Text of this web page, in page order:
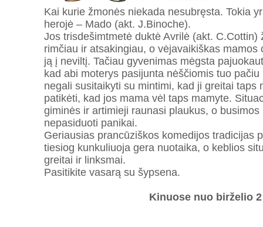
Kai kurie žmonės niekada nesubręsta. Tokia
herojė – Mado (akt. J.Binoche).
Jos trisdešimtmetė duktė Avrilė (akt. C.Cottin)
rimčiau ir atsakingiau, o vėjavaikiškas mamos
ją į neviltį. Tačiau gyvenimas mėgsta
kad abi moterys pasijunta nėščiomis tuo
negali susitaikyti su mintimi, kad ji greitai taps
patikėti, kad jos mama vėl taps mamyte.
giminės ir artimieji raunasi plaukus, o
nepasiduoti panikai.
Geriausias prancūziškos komedijos tradicijas
tiesiog kunkuliuoja gera nuotaika, o keblios
greitai ir linksmai.
Pasitikite vasarą su šypsena.
Kinuose nuo birželio